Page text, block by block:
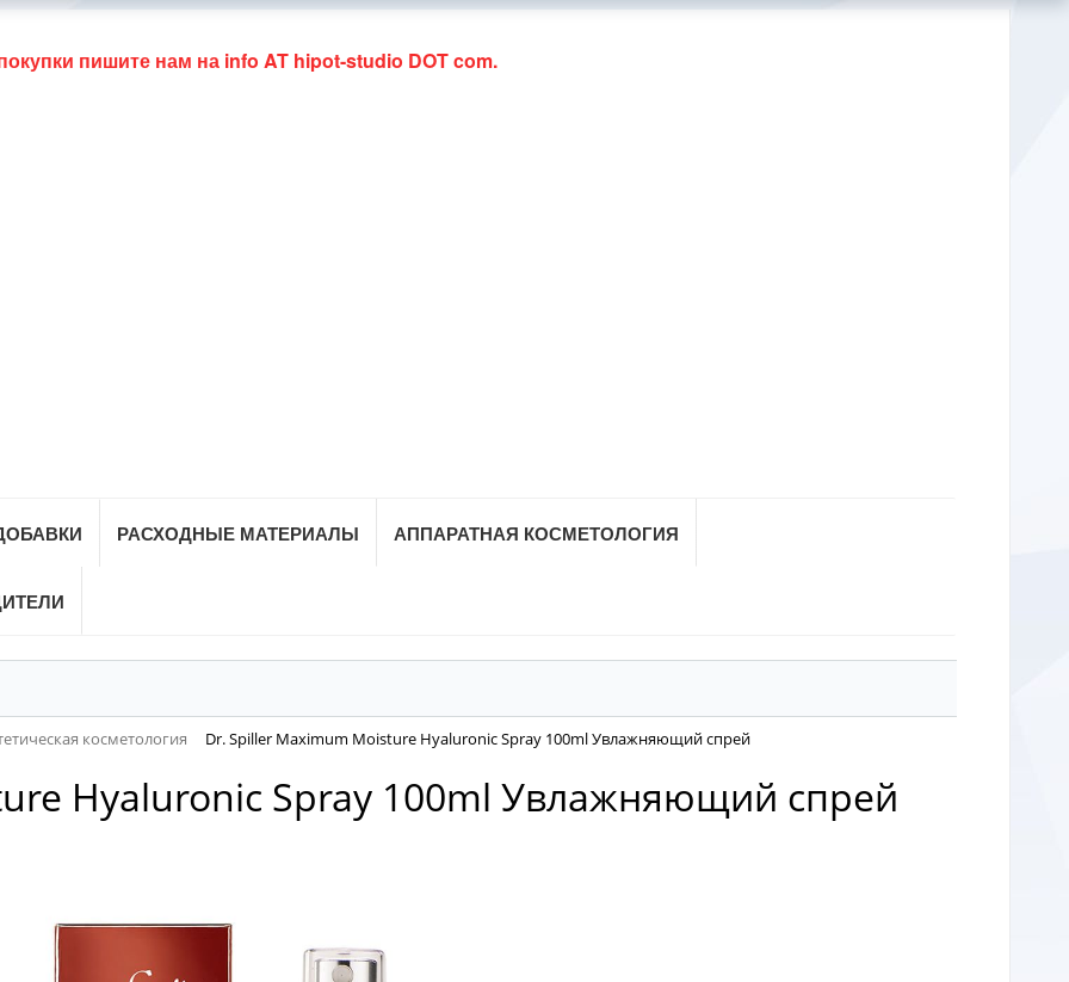
пишите нам на info AT hipot-studio DOT com.
РАСХОДНЫЕ МАТЕРИАЛЫ АППАРАТНАЯ КОСМЕТОЛОГИЯ
косметология Dr. Spiller Maximum Moisture Hyaluronic Spray 100ml Увлажняющий спрей
Hyaluronic Spray 100ml Увлажняющий спрей